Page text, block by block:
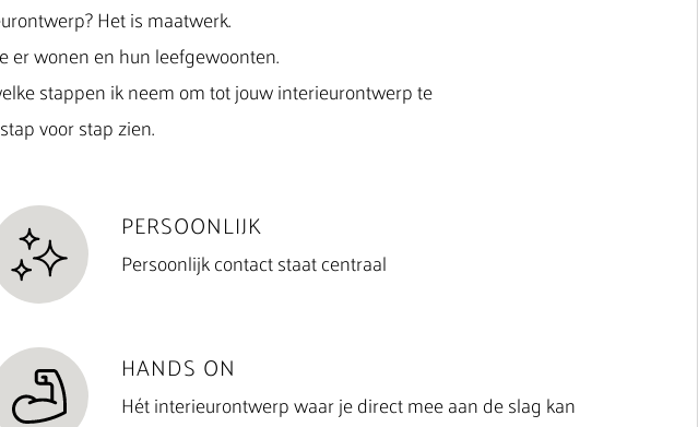
Het is maatwerk.
er wonen en hun leefgewoonten.
stappen ik neem om tot jouw interieurontwerp te
voor stap zien.
PERSOONLIJK
Persoonlijk contact staat centraal
HANDS ON
Hétinterieurontwerp waar je direct mee aan de slag kan